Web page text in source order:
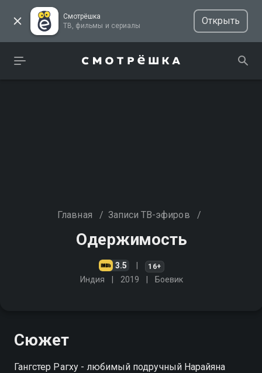
Смотрёшка
ТВ, фильмы и сериалы
Открыть
Главная / Записи ТВ-эфиров /
Одержимость
3.5 16+
Индия 2019 Боевик
Сюжет
Гангстер Рагху - любимый подручный Нарайяна